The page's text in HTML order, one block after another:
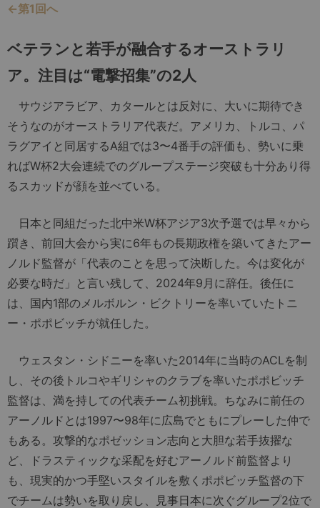
←第1回へ
ベテランと若手が融合するオーストラリ
ア。注目は“電撃招集”の2人
サウジアラビア、カタールとは反対に、大いに期待でき
そうなのがオーストラリア代表だ。アメリカ、トルコ、パ
ラグアイと同居するA組では3〜4番手の評価も、勢いに乗
ればW杯2大会連続でのグループステージ突破も十分あり得
るスカッドが顔を並べている。
日本と同組だった北中米W杯アジア3次予選では早々から
躓き、前回大会から実に6年もの長期政権を築いてきたアー
ノルド監督が「代表のことを思って決断した。今は変化が
必要な時だ」と言い残して、2024年9月に辞任。後任に
は、国内1部のメルボルン・ビクトリーを率いていたトニ
ー・ポポビッチが就任した。
ウェスタン・シドニーを率いた2014年に当時のACLを制
し、その後トルコやギリシャのクラブを率いたポポビッチ
監督は、満を持しての代表チーム初挑戦。ちなみに前任の
アーノルドとは1997〜98年に広島でともにプレーした仲で
もある。攻撃的なポゼッション志向と大胆な若手抜擢な
ど、ドラスティックな采配を好むアーノルド前監督より
も、現実的かつ手堅いスタイルを敷くポポビッチ監督の下
でチームは勢いを取り戻し、見事日本に次ぐグループ2位で